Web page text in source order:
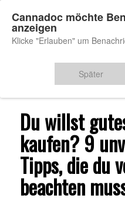
Du bist hier: Startseite / CBD
Du willst
kaufen? 9
Tipps, die du
beachten
Cannadoc möchte
anzeigen
Klicke "Erlauben" um
Später